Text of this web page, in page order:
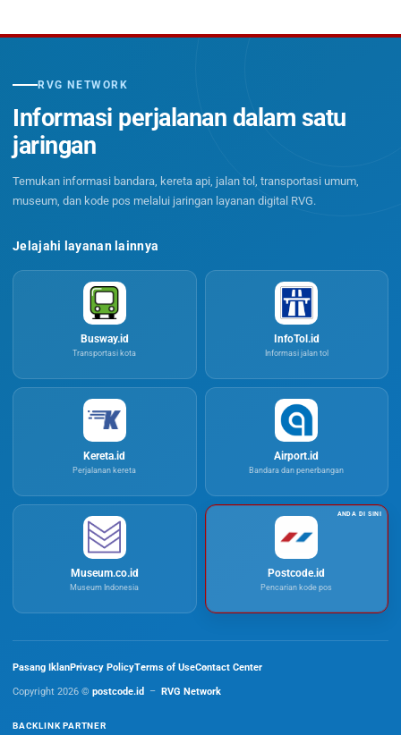
RVG NETWORK
Informasi perjalanan dalam satu
jaringan
Temukan informasi bandara, kereta api, jalan tol, transportasi umum,
museum, dan kode pos melalui jaringan layanan digital RVG.
Jelajahi layanan lainnya
Busway.id
Transportasi kota
InfoTol.id
Informasi jalan tol
Kereta.id
Perjalanan kereta
Airport.id
Bandara dan penerbangan
Museum.co.id
Museum Indonesia
Postcode.id
Pencarian kode pos
Pasang IklanPrivacy PolicyTerms of UseContact Center
Copyright 2026 © postcode.id – RVG Network
BACKLINK PARTNER